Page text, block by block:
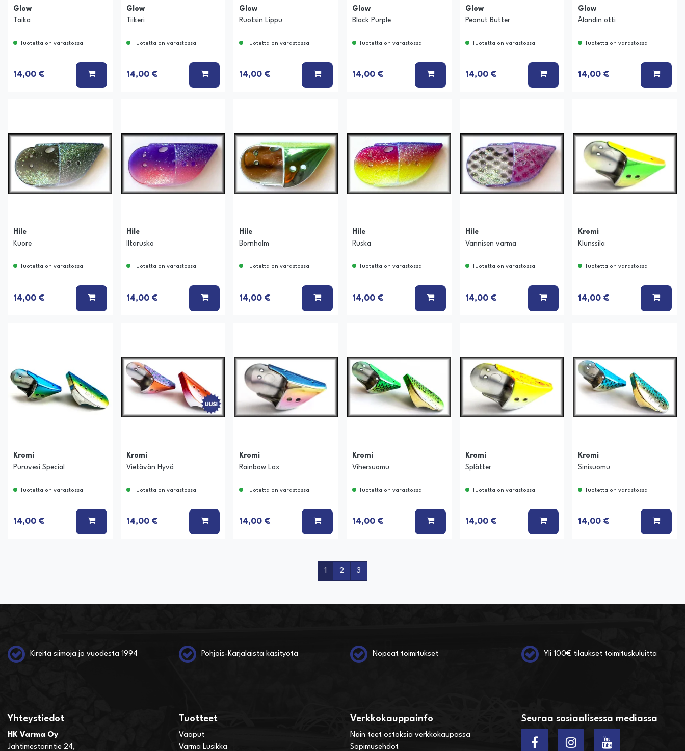
Glow
Taika
Tuotetta on varastossa
14,00 € LISÄÄ KORIIN
Glow
Tiikeri
Tuotetta on varastossa
14,00 € LISÄÄ KORIIN
Glow
Ruotsin Lippu
Tuotetta on varastossa
14,00 € LISÄÄ KORIIN
Glow
Black Purple
Tuotetta on varastossa
14,00 € LISÄÄ KORIIN
Glow
Peanut Butter
Tuotetta on varastossa
14,00 € LISÄÄ KORIIN
Glow
Ålandin otti
Tuotetta on varastossa
14,00 € LISÄÄ
Hile
Kuore
Tuotetta on varastossa
14,00 € LISÄÄ KORIIN
Hile
Iltarusko
Tuotetta on varastossa
14,00 € LISÄÄ KORIIN
Hile
Bornholm
Tuotetta on varastossa
14,00 € LISÄÄ KORIIN
Hile
Ruska
Tuotetta on varastossa
14,00 € LISÄÄ KORIIN
Hile
Vannisen varma
Tuotetta on varastossa
14,00 € LISÄÄ KORIIN
Kromi
Klunssila
Tuotetta on varastossa
14,00 € LISÄÄ
Kromi
Puruvesi Special
Tuotetta on varastossa
14,00 € LISÄÄ KORIIN
Kromi
Vietävän Hyvä
Tuotetta on varastossa
14,00 € LISÄÄ KORIIN
Kromi
Rainbow Lax
Tuotetta on varastossa
14,00 € LISÄÄ KORIIN
Kromi
Vihersuomu
Tuotetta on varastossa
14,00 € LISÄÄ KORIIN
Kromi
Splätter
Tuotetta on varastossa
14,00 € LISÄÄ KORIIN
Kromi
Sinisuomu
Tuotetta on varastossa
14,00 € LISÄÄ
1 2 3
Kireitä siimoja jo vuodesta 1994 Pohjois-Karjalaista käsityötä Nopeat toimitukset Yli 100€ tilaukset toimituskuluitta
Yhteystiedot
HK Varma Oy
Jahtimestarintie 24,
Tuotteet
Vaaput
Varma Lusikka
Verkkokauppainfo
Näin teet ostoksia verkkokaupassa
Sopimusehdot
Seuraa sosiaalisessa mediassa